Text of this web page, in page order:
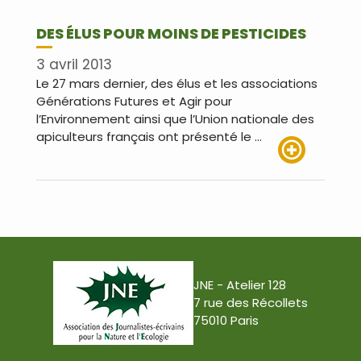
DES ÉLUS POUR MOINS DE PESTICIDES
3 avril 2013
Le 27 mars dernier, des élus et les associations
Générations Futures et Agir pour
l’Environnement ainsi que l’Union nationale des
apiculteurs français ont présenté le …
JNE - Atelier 128
7 rue des Récollets
75010 Paris